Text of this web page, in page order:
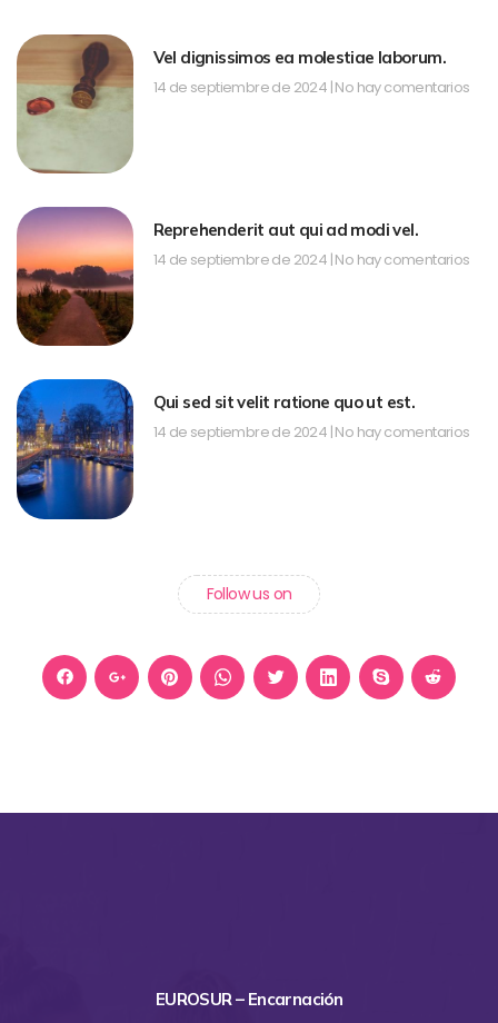
Vel dignissimos ea molestiae laborum.
14 de septiembre de 2024 No hay comentarios
Reprehenderit aut qui ad modi vel.
14 de septiembre de 2024 No hay comentarios
Qui sed sit velit ratione quo ut est.
14 de septiembre de 2024 No hay comentarios
Follow us on
EUROSUR – Encarnación